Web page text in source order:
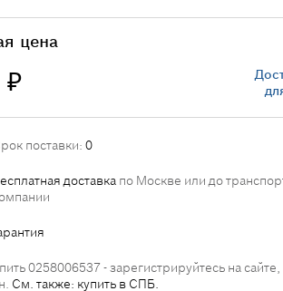
цена
₽
поставки: 0
доставка по Москве или до
0258006537 - зарегистрируйтесь на
См. также: купить в СПБ.